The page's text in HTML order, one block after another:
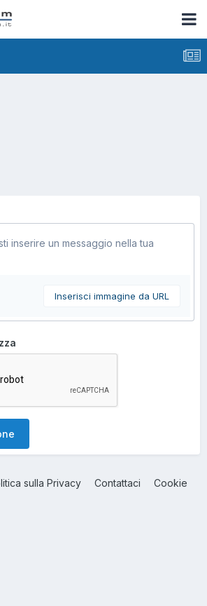
inserire un messaggio nella tua
Inserisci immagine da URL
sulla Privacy Contattaci Cookie